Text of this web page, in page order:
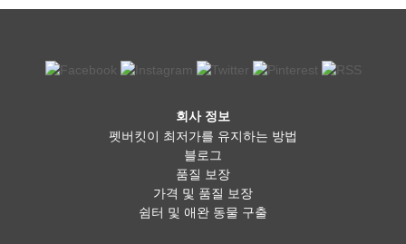
회사 정보
펫버킷이 최저가를 유지하는 방법
블로그
품질 보장
가격 및 품질 보장
쉼터 및 애완 동물 구출